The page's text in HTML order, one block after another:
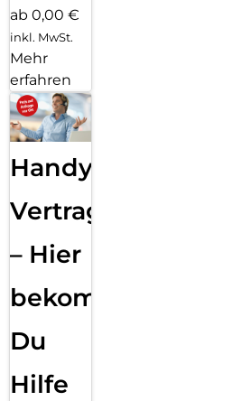
ab 0,00 €
inkl. MwSt.
Mehr
erfahren
Handy
Vertragsabwicklung
– Hier
bekommst
Du
Hilfe